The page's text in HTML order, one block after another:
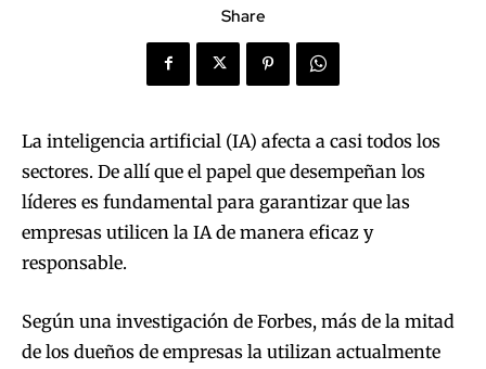
Share
La inteligencia artificial (IA) afecta a casi todos los
sectores. De allí que el papel que desempeñan los
líderes es fundamental para garantizar que las
empresas utilicen la IA de manera eficaz y
responsable.
Según una investigación de Forbes, más de la mitad
de los dueños de empresas la utilizan actualmente